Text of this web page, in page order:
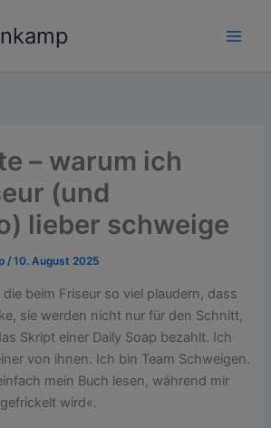
– warum ich
(und
lieber schweige
/10. August 2025
beim Friseur so viel plaudern, dass
sie werden nicht nur für den Schnitt,
Skript einer Daily Soap bezahlt. Ich
von ihnen. Ich bin Team Schweigen.
mein Buch lesen, während mir
wird«.